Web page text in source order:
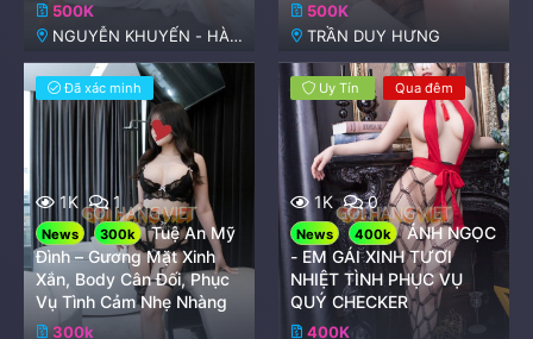
500K
NGUYỄN KHUYẾN - HÀ
ĐÔNG
500K
TRẦN DUY HƯNG
Đã xác minh
1K 1
News 300k
Tuệ An Mỹ
Đình – Gương Mặt Xinh
Xắn, Body Cân Đối, Phục
Vụ Tình Cảm Nhẹ Nhàng
300k
Uy Tín Qua đêm
1K 0
News 400k
ÁNH NGỌC
- EM GÁI XINH TƯƠI
NHIỆT TÌNH PHỤC VỤ
QUÝ CHECKER
400K